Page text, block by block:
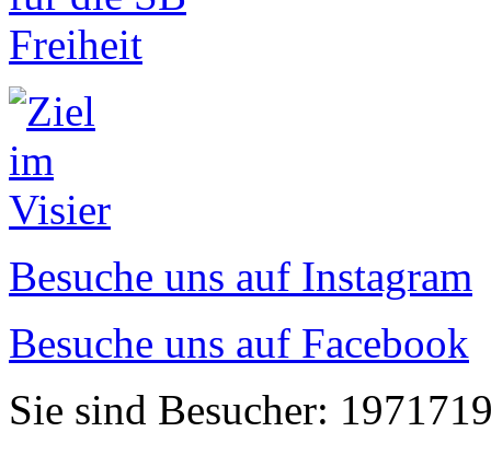
Besuche uns auf Instagram
Besuche uns auf Facebook
Sie sind Besucher: